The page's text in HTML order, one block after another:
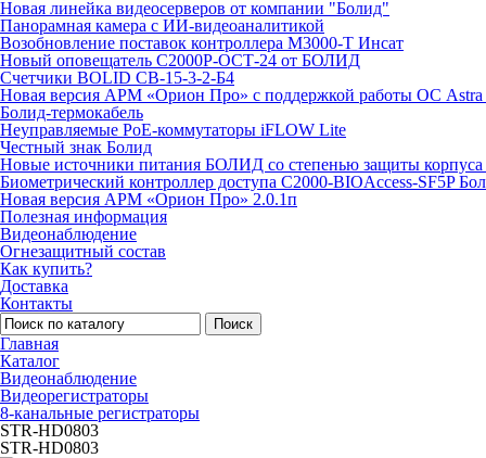
Новая линейка видеосерверов от компании "Болид"
Панорамная камера с ИИ-видеоаналитикой
Возобновление поставок контроллера М3000-Т Инсат
Новый оповещатель С2000Р-ОСТ-24 от БОЛИД
Счетчики BOLID СВ-15-3-2-Б4
Новая версия АРМ «Орион Про» с поддержкой работы ОС
Болид-термокабель
Неуправляемые PoE-коммутаторы iFLOW Lite
Честный знак Болид
Новые источники питания БОЛИД со степенью защиты корпуса
Биометрический контроллер доступа С2000-BIOAccess-SF5P
Новая версия АРМ «Орион Про» 2.0.1п
Полезная информация
Видеонаблюдение
Огнезащитный состав
Как купить?
Доставка
Контакты
Поиск
Главная
Каталог
Видеонаблюдение
Видеорегистраторы
8-канальные регистраторы
STR-HD0803
STR-HD0803